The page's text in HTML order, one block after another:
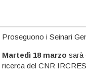
Proseguono i Seinari
Martedì 18 marzo sarà
ricerca del CNR